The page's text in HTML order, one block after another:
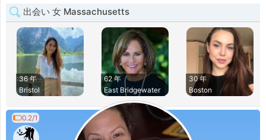
出会い 女 Massachusetts
36 年
Bristol
62 年
East Bridgewater
30 年
Boston
0.2/1